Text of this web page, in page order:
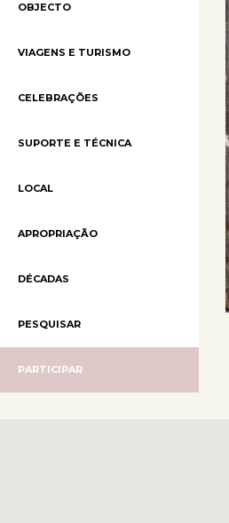
OBJECTO
VIAGENS E TURISMO
CELEBRAÇÕES
SUPORTE E TÉCNICA
LOCAL
APROPRIAÇÃO
DÉCADAS
PESQUISAR
PARTICIPAR